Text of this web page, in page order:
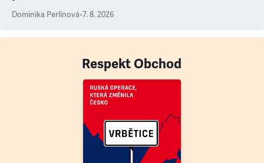
Dominika Perlínová•7. 8. 2026
Respekt Obchod